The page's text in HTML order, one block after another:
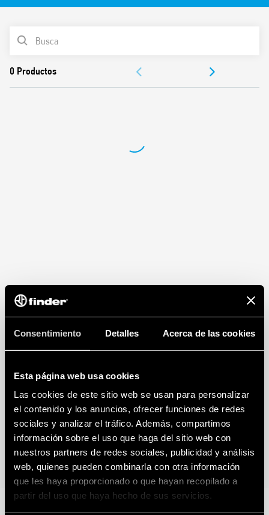
Consentimiento Detalles Acerca de las cookies
Esta página web usa cookies
Las cookies de este sitio web se usan para personalizar
el contenido y los anuncios, ofrecer funciones de redes
sociales y analizar el tráfico. Además, compartimos
información sobre el uso que haga del sitio web con
nuestros partners de redes sociales, publicidad y análisis
web, quienes pueden combinarla con otra información
que les haya proporcionado o que hayan recopilado a
partir del uso que haya hecho de sus servicios.
puente de conexión en los bornes BB (Bus-Bar) a sensores
Disponible en la versión 39.71 con bornes Push-In.
LISTA DE PRODUCTOS
APROBACIONES